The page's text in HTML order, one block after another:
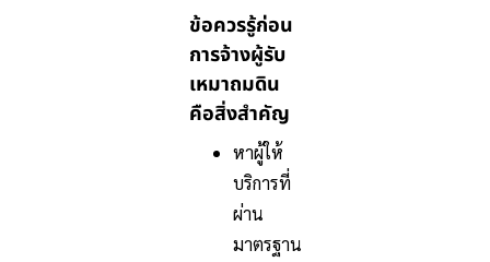
ข้อควรรู้ก่อน
การจ้างผู้รับ
เหมาถมดิน
คือสิ่งสำคัญ
หาผู้ให้
บริการที่
ผ่าน
มาตรฐาน